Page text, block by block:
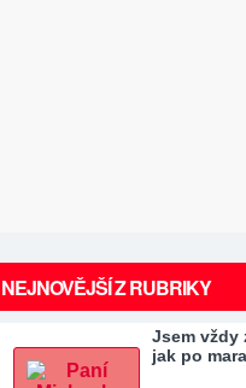
NEJNOVĚJŠÍ Z RUBRIKY
Jsem vždy
jak po